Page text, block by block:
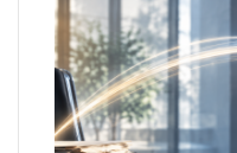
P
r
o
c
é
s